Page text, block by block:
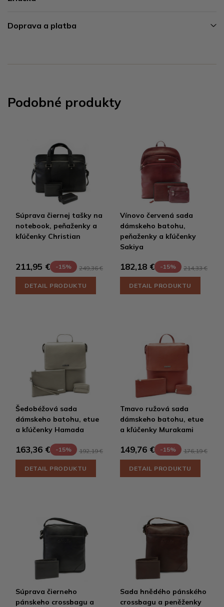
Doprava a platba
Podobné produkty
Súprava čiernej tašky na
notebook, peňaženky a
kľúčenky Christian
211,95 € -15% 249,36 €
DETAIL PRODUKTU
Vínovo červená sada
dámskeho batohu,
peňaženky a kľúčenky
Sakiya
182,18 € -15% 214,33 €
DETAIL PRODUKTU
Šedobéžová sada
dámskeho batohu, etue
a kľúčenky Hamada
163,36 € -15% 192,19 €
DETAIL PRODUKTU
Tmavo ružová sada
dámskeho batohu, etue
a kľúčenky Murakami
149,76 € -15% 176,19 €
DETAIL PRODUKTU
Súprava čierneho
pánskeho crossbagu a
Sada hnědého pánského
crossbagu a peněženky